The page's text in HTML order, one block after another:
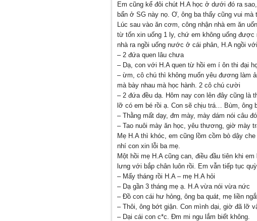
Em cũng kể đôi chút H.A học ở dưới đó ra
bẩn ở SG này nọ. Ơ, ông ba thấy cũng vui
Lúc sau vào ăn cơm, công nhận nhà em ăn
từ tốn xin uống 1 ly, chứ em không uống
nhà ra ngồi uống nước ở cái phản, H.A ngồi
– 2 đứa quen lâu chưa
– Dạ, con với H.A quen từ hồi em í ôn thi đại
– ừm, cô chú thì không muốn yêu đương làm
mà bày nhau mà học hành. 2 cô chú cười
– 2 đứa đều dạ. Hôm nay con lên đây cũng
lỡ có em bé rồi ạ. Con sẽ chịu trá… Bùm, ông
– Thằng mất dạy, đm mày, mày dám nói câu
– Tao nuôi mày ăn học, yêu thương, giờ mày
Mẹ H.A thì khóc, em cũng lồm cồm bò dậy
nhí con xin lỗi ba mẹ.
Một hồi mẹ H.A cũng can, điều đầu tiên khi
lưng với bắp chân luôn rồi. Em vẫn tiếp tục
– Mấy tháng rồi H.A – mẹ H.A hỏi
– Dạ gần 3 tháng mẹ ạ. H.A vừa nói vừa nức
– Đồ con cái hư hỏng, ông ba quát, mẹ liền
– Thôi, ông bớt giận. Con mình dại, giờ đã lỡ
– Dại cái con c*c. Đm mi ngu lắm biết không.